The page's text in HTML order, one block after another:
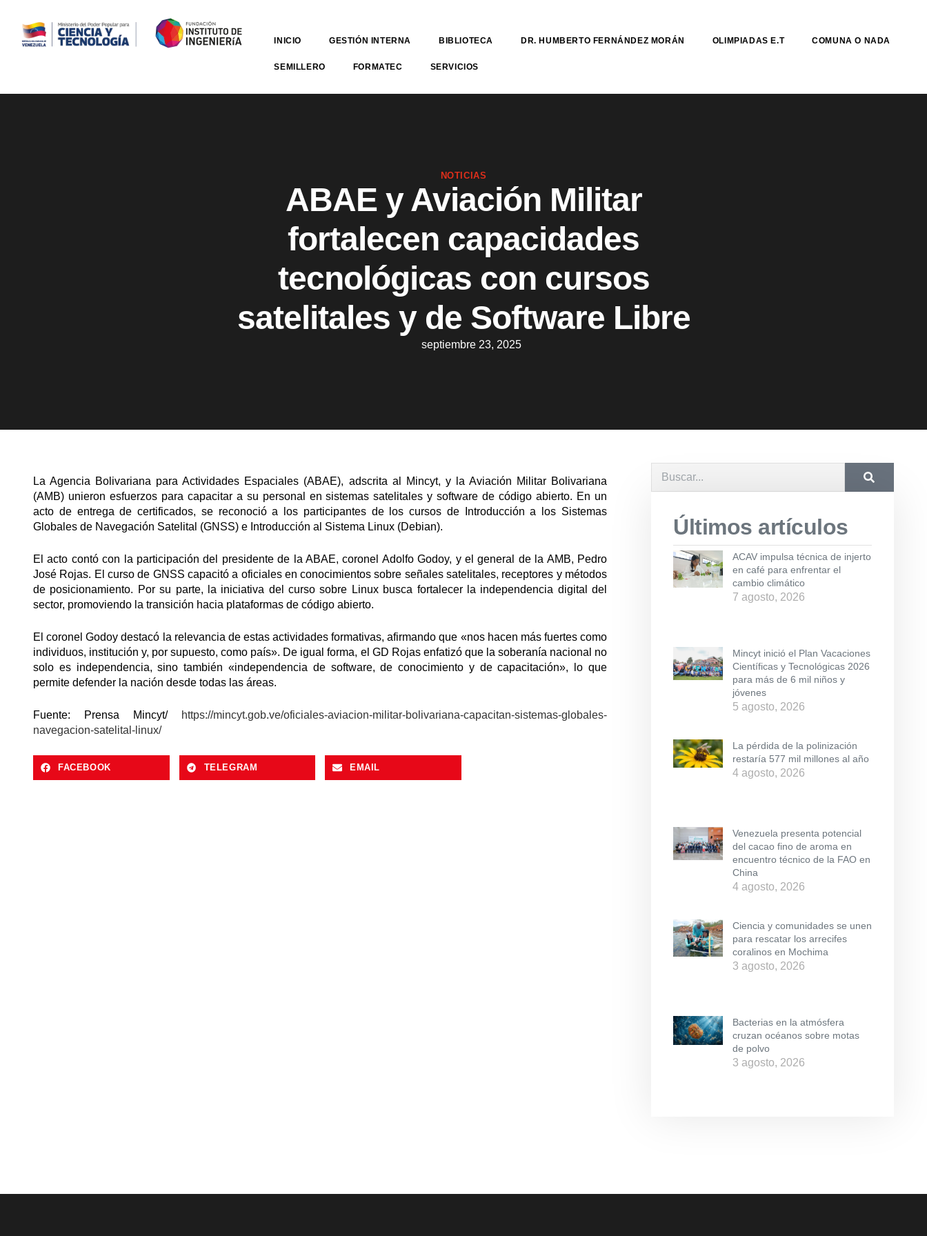
INICIO GESTIÓN INTERNA BIBLIOTECA DR. HUMBERTO FERNÁNDEZ MORÁN OLIMPIADAS E.T COMUNA O NADA
SEMILLERO FORMATEC SERVICIOS
NOTICIAS
ABAE y Aviación Militar
fortalecen capacidades
tecnológicas con cursos
satelitales y de Software Libre
septiembre 23, 2025
La Agencia Bolivariana para Actividades Espaciales (ABAE), adscrita al Mincyt, y la Aviación Militar Bolivariana
(AMB) unieron esfuerzos para capacitar a su personal en sistemas satelitales y software de código abierto. En un
acto de entrega de certificados, se reconoció a los participantes de los cursos de Introducción a los Sistemas
Globales de Navegación Satelital (GNSS) e Introducción al Sistema Linux (Debian).
El acto contó con la participación del presidente de la ABAE, coronel Adolfo Godoy, y el general de la AMB, Pedro
José Rojas. El curso de GNSS capacitó a oficiales en conocimientos sobre señales satelitales, receptores y métodos
de posicionamiento. Por su parte, la iniciativa del curso sobre Linux busca fortalecer la independencia digital del
sector, promoviendo la transición hacia plataformas de código abierto.
El coronel Godoy destacó la relevancia de estas actividades formativas, afirmando que «nos hacen más fuertes como
individuos, institución y, por supuesto, como país». De igual forma, el GD Rojas enfatizó que la soberanía nacional no
solo es independencia, sino también «independencia de software, de conocimiento y de capacitación», lo que
permite defender la nación desde todas las áreas.
Fuente: Prensa Mincyt/
https://mincyt.gob.ve/oficiales-aviacion-militar-bolivariana-capacitan-sistemas-globales-
navegacion-satelital-linux/
FACEBOOK TELEGRAM EMAIL
Últimos artículos
ACAV impulsa técnica de injerto
en café para enfrentar el
cambio climático
7 agosto, 2026
Mincyt inició el Plan Vacaciones
Científicas y Tecnológicas 2026
para más de 6 mil niños y
jóvenes
5 agosto, 2026
La pérdida de la polinización
restaría 577 mil millones al año
4 agosto, 2026
Venezuela presenta potencial
del cacao fino de aroma en
encuentro técnico de la FAO en
China
4 agosto, 2026
Ciencia y comunidades se unen
para rescatar los arrecifes
coralinos en Mochima
3 agosto, 2026
Bacterias en la atmósfera
cruzan océanos sobre motas
de polvo
3 agosto, 2026